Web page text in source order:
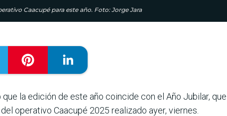
Caacupé para este año. Foto: Jorge Jara
la edición de este año coincide con el Año Jubilar,
operativo Caacupé 2025 realizado ayer, viernes.